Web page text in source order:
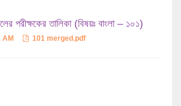
পরীক্ষকের তালিকা (বিষয়ঃ বাংলা – ১০১)
AM 101 merged.pdf